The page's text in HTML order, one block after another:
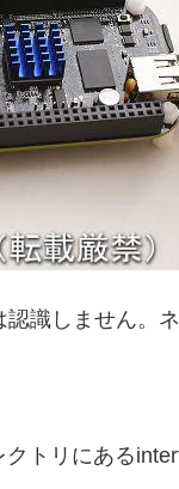
識しません。
トリにある